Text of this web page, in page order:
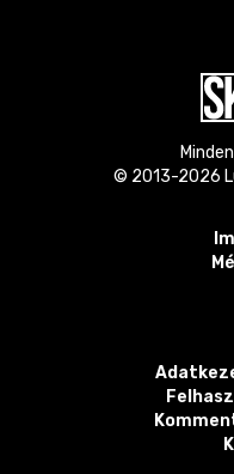
© 2013-2026